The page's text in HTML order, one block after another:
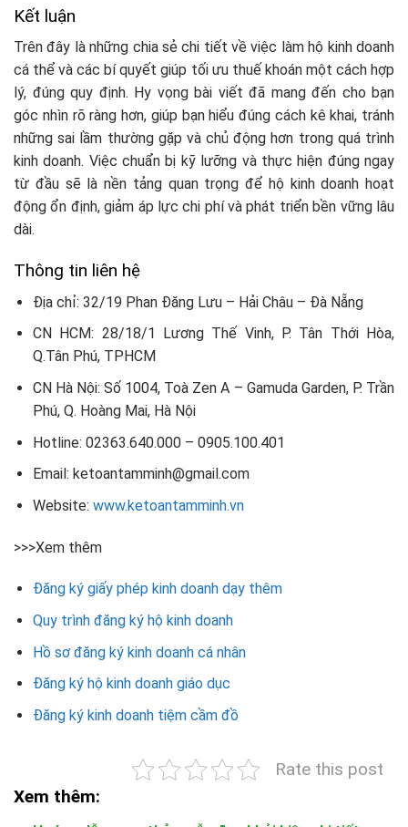
Kết luận
Trên đây là những chia sẻ chi tiết về việc làm hộ kinh doanh
cá thể và các bí quyết giúp tối ưu thuế khoán một cách hợp
lý, đúng quy định. Hy vọng bài viết đã mang đến cho bạn
góc nhìn rõ ràng hơn, giúp bạn hiểu đúng cách kê khai, tránh
những sai lầm thường gặp và chủ động hơn trong quá trình
kinh doanh. Việc chuẩn bị kỹ lưỡng và thực hiện đúng ngay
từ đầu sẽ là nền tảng quan trọng để hộ kinh doanh hoạt
động ổn định, giảm áp lực chi phí và phát triển bền vững lâu
dài.
Thông tin liên hệ
Địa chỉ: 32/19 Phan Đăng Lưu – Hải Châu – Đà Nẵng
CN HCM: 28/18/1 Lương Thế Vinh, P. Tân Thới Hòa,
Q.Tân Phú, TPHCM
CN Hà Nội: Số 1004, Toà Zen A – Gamuda Garden, P. Trần
Phú, Q. Hoàng Mai, Hà Nội
Hotline: 02363.640.000 – 0905.100.401
Email: ketoantamminh@gmail.com
Website: www.ketoantamminh.vn
>>>Xem thêm
Đăng ký giấy phép kinh doanh dạy thêm
Quy trình đăng ký hộ kinh doanh
Hồ sơ đăng ký kinh doanh cá nhân
Đăng ký hộ kinh doanh giáo dục
Đăng ký kinh doanh tiệm cầm đồ
Rate this post
Xem thêm: